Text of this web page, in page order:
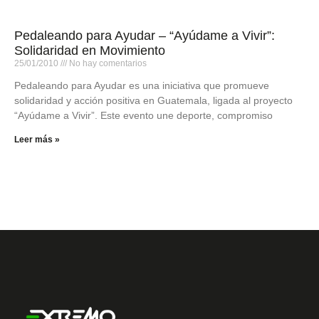
Pedaleando para Ayudar – “Ayúdame a Vivir”:
Solidaridad en Movimiento
25/01/2010 No hay comentarios
Pedaleando para Ayudar es una iniciativa que promueve
solidaridad y acción positiva en Guatemala, ligada al proyecto
“Ayúdame a Vivir”. Este evento une deporte, compromiso
Leer más »